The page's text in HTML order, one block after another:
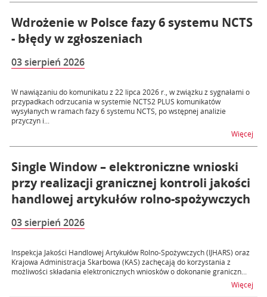
Wdrożenie w Polsce fazy 6 systemu NCTS
- błędy w zgłoszeniach
03 sierpień 2026
W nawiązaniu do komunikatu z 22 lipca 2026 r., w związku z sygnałami o
przypadkach odrzucania w systemie NCTS2 PLUS komunikatów
wysyłanych w ramach fazy 6 systemu NCTS, po wstępnej analizie
przyczyn i...
Więcej
Single Window – elektroniczne wnioski
przy realizacji granicznej kontroli jakości
handlowej artykułów rolno-spożywczych
03 sierpień 2026
Inspekcja Jakości Handlowej Artykułów Rolno-Spożywczych (IJHARS) oraz
Krajowa Administracja Skarbowa (KAS) zachęcają do korzystania z
możliwości składania elektronicznych wniosków o dokonanie graniczn...
Więcej